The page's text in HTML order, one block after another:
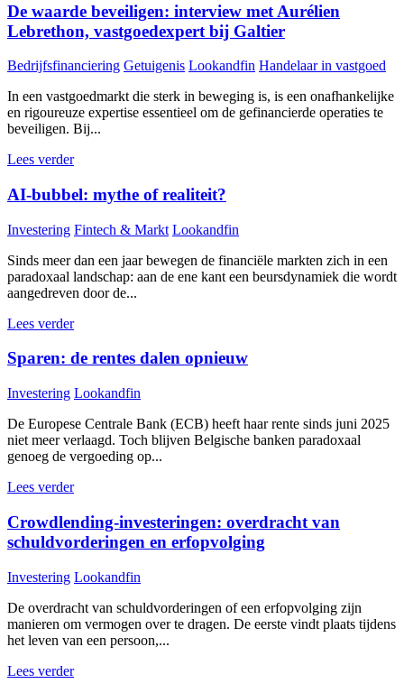
De waarde beveiligen: interview met Aurélien
Lebrethon, vastgoedexpert bij Galtier
Bedrijfsfinanciering Getuigenis Lookandfin Handelaar in vastgoed
In een vastgoedmarkt die sterk in beweging is, is een onafhankelijke
en rigoureuze expertise essentieel om de gefinancierde operaties te
beveiligen. Bij...
Lees verder
AI-bubbel: mythe of realiteit?
Investering Fintech & Markt Lookandfin
Sinds meer dan een jaar bewegen de financiële markten zich in een
paradoxaal landschap: aan de ene kant een beursdynamiek die wordt
aangedreven door de...
Lees verder
Sparen: de rentes dalen opnieuw
Investering Lookandfin
De Europese Centrale Bank (ECB) heeft haar rente sinds juni 2025
niet meer verlaagd. Toch blijven Belgische banken paradoxaal
genoeg de vergoeding op...
Lees verder
Crowdlending-investeringen: overdracht van
schuldvorderingen en erfopvolging
Investering Lookandfin
De overdracht van schuldvorderingen of een erfopvolging zijn
manieren om vermogen over te dragen. De eerste vindt plaats tijdens
het leven van een persoon,...
Lees verder